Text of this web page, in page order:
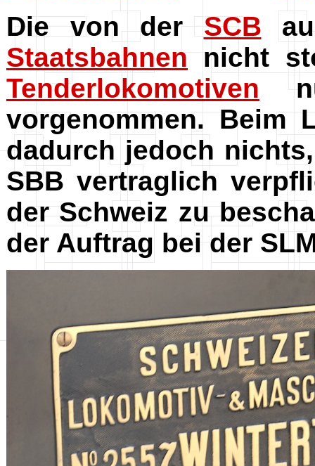
Die von der SCB
Staatsbahnen nicht
Tenderlokomotiven
vorgenommen. Beim
dadurch jedoch
SBB vertraglich
der Schweiz zu
der Auftrag bei der